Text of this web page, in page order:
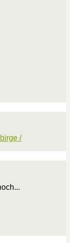
/